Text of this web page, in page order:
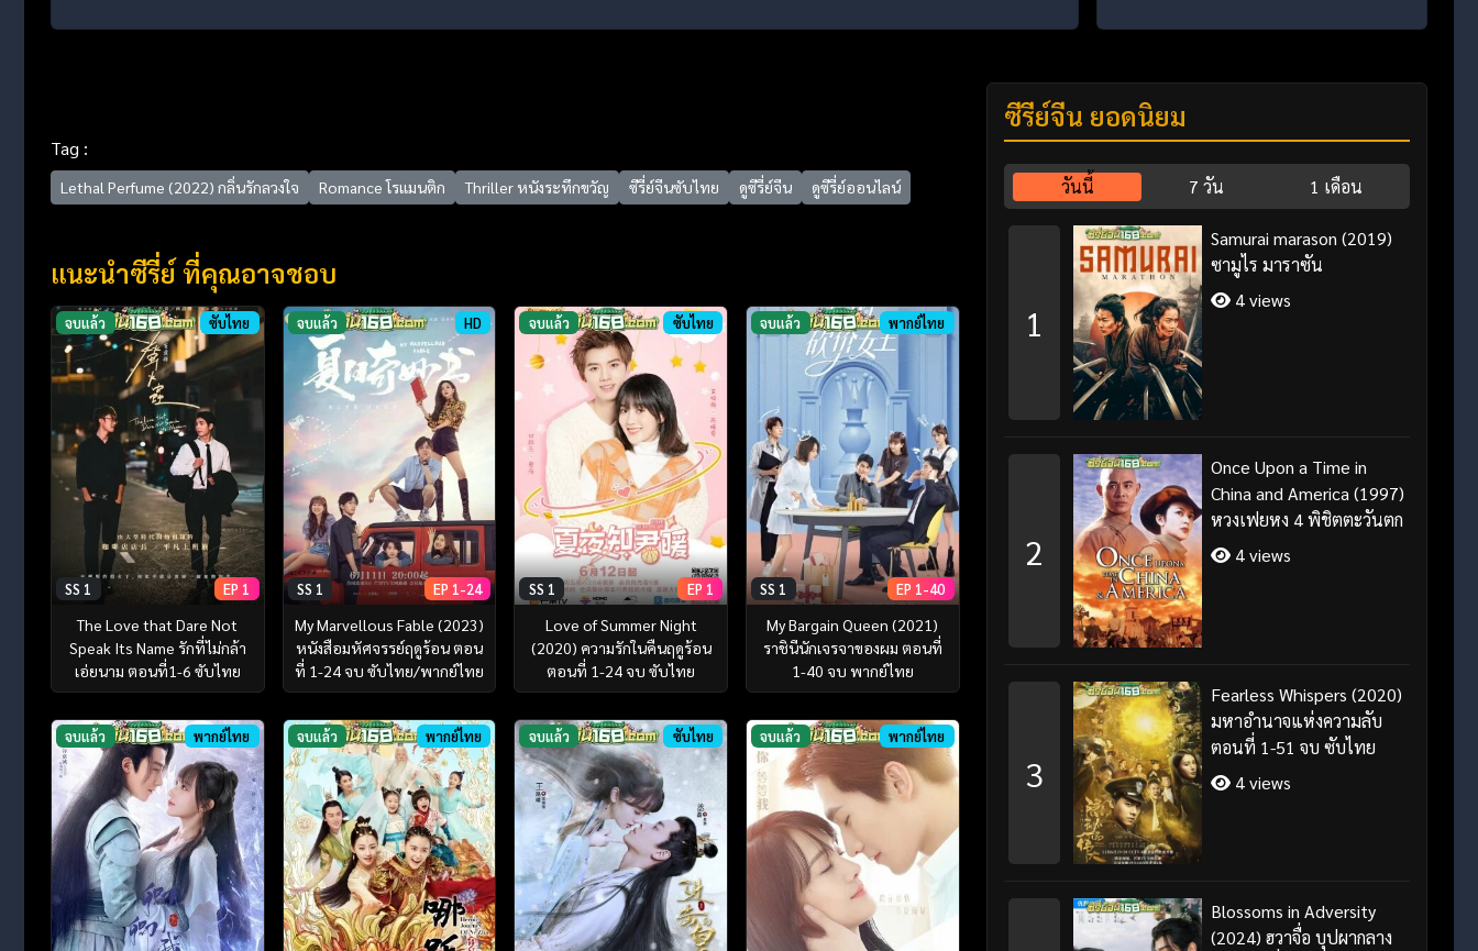
Tag :
Lethal Perfume (2022) กลิ่นรักลวงใจ Romance โรแมนติก Thriller หนังระทึกขวัญ ซีรี่ย์จีนซับไทย ดูซีรี่ย์จีน ดูซีรี่ย์ออนไลน์
แนะนำซีรี่ย์ ที่คุณอาจชอบ
จบแล้ว ซับไทย
SS 1 EP 1
The Love that Dare Not
Speak Its Name รักที่ไม่กล้า
เอ่ยนาม ตอนที่1-6 ซับไทย
จบแล้ว HD
SS 1 EP 1-24
My Marvellous Fable (2023)
หนังสือมหัศจรรย์ฤดูร้อน ตอน
ที่ 1-24 จบ ซับไทย/พากย์ไทย
จบแล้ว ซับไทย
SS 1 EP 1
Love of Summer Night
(2020) ความรักในคืนฤดูร้อน
ตอนที่ 1-24 จบ ซับไทย
จบแล้ว พากย์ไทย
SS 1 EP 1-40
My Bargain Queen (2021)
ราชินีนักเจรจาของผม ตอนที่
1-40 จบ พากย์ไทย
จบแล้ว พากย์ไทย จบแล้ว พากย์ไทย จบแล้ว ซับไทย จบแล้ว พากย์ไทย
ซีรี่ย์จีน ยอดนิยม
วันนี้ 7 วัน 1 เดือน
1
Samurai marason (2019)
ซามูไร มาราซัน
4 views
2
Once Upon a Time in
China and America (1997)
หวงเฟยหง 4 พิชิตตะวันตก
4 views
3
Fearless Whispers (2020)
มหาอำนาจแห่งความลับ
ตอนที่ 1-51 จบ ซับไทย
4 views
Blossoms in Adversity
(2024) ฮวาจื่อ บุปผากลาง